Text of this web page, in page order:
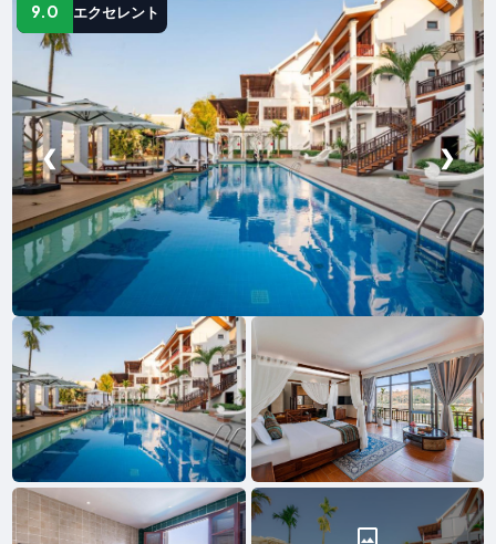
9.0 エクセレント
❮ ❯